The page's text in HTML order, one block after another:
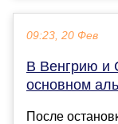
09:23, 20 Фев
В Венгрию и
основном
После